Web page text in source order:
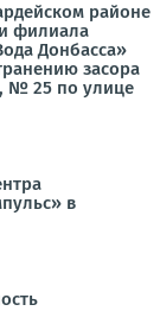
районе
филиала
Донбасса»
засора
№ 25 по улице
в